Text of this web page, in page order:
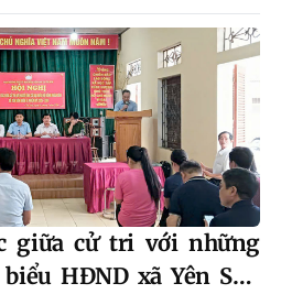
giữa cử tri với những
HĐND xã Yên Sơn